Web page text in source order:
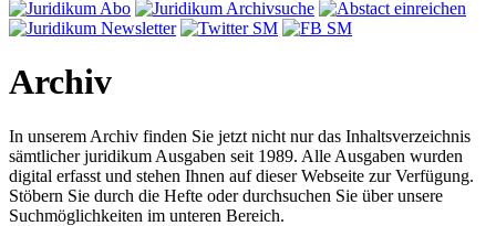
Archiv
In unserem Archiv finden Sie jetzt nicht nur das Inhaltsverzeichnis
sämtlicher juridikum Ausgaben seit 1989. Alle Ausgaben wurden
digital erfasst und stehen Ihnen auf dieser Webseite zur Verfügung.
Stöbern Sie durch die Hefte oder durchsuchen Sie über unsere
Suchmöglichkeiten im unteren Bereich.